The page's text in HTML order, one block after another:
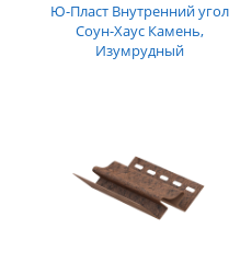
Ю-Пласт Внутренний угол
Соун-Хаус Камень,
Изумрудный